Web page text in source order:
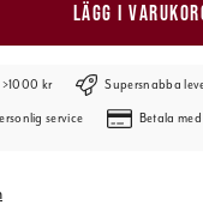
LÄGG I
>1000 kr Supersnabba
service Betala